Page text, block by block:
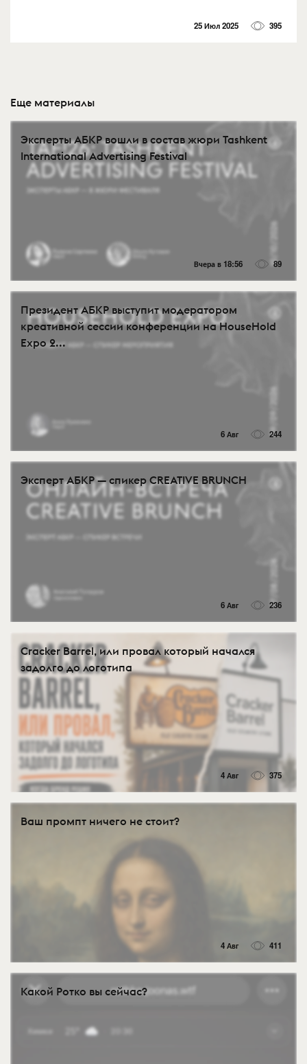
25 Июл 2025 395
Еще материалы
Эксперты АБКР вошли в состав жюри Tashkent
International Advertising Festival
Вчера в 18:56 89
Президент АБКР выступит модератором
креативной сессии конференции на HouseHold
Expo 2...
6 Авг 244
Эксперт АБКР — спикер CREATIVE BRUNCH
6 Авг 236
Cracker Barrel, или провал который начался
задолго до логотипа
4 Авг 375
Ваш промпт ничего не стоит?
4 Авг 411
Какой Ротко вы сейчас?